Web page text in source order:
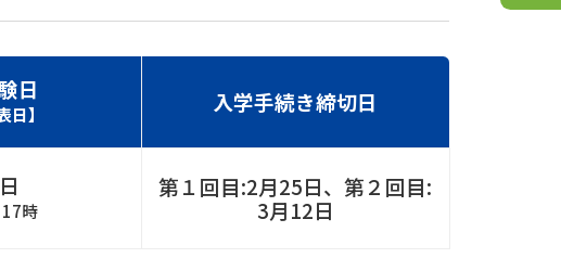
日
日】 入学手続き締切日
時
第１回目:2月25日、第２回目:
3月12日